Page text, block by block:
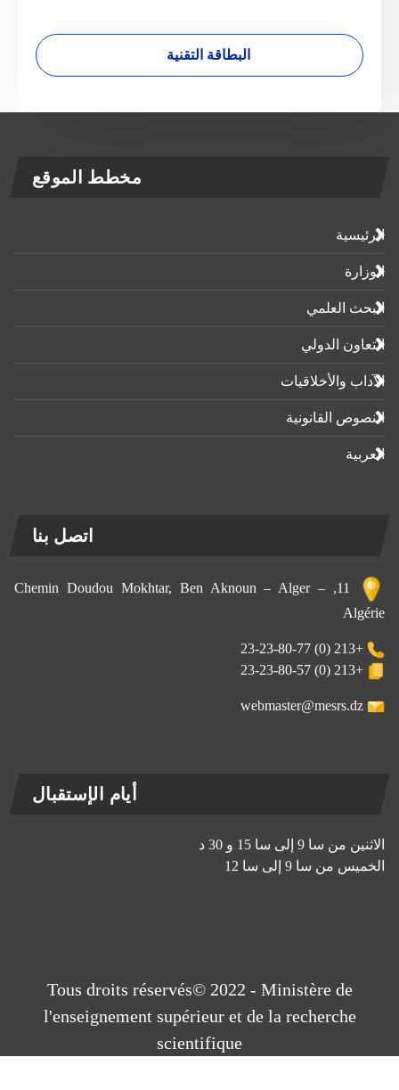
البطاقة التقنية
مخطط الموقع
الرئيسية
الوزارة
البحث العلمي
التعاون الدولي
الآداب واﻷخلاقيات
النصوص القانونية
العربية
اتصل بنا
11, Chemin Doudou Mokhtar, Ben Aknoun – Alger –
Algérie
+213 (0) 23-23-80-77
+213 (0) 23-23-80-57
webmaster@mesrs.dz
أيام الإستقبال
الاثنين من سا 9 إلى سا 15 و 30 د
الخميس من سا 9 إلى سا 12
Tous droits réservés© 2022 - Ministère de
l'enseignement supérieur et de la recherche
scientifique